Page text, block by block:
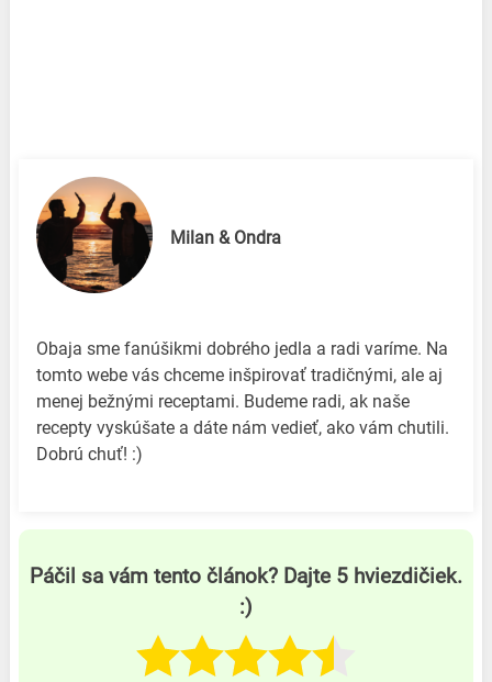
Milan & Ondra
Obaja sme fanúšikmi dobrého jedla a radi varíme. Na
tomto webe vás chceme inšpirovať tradičnými, ale aj
menej bežnými receptami. Budeme radi, ak naše
recepty vyskúšate a dáte nám vedieť, ako vám chutili.
Dobrú chuť! :)
Páčil sa vám tento článok? Dajte 5 hviezdičiek.
:)